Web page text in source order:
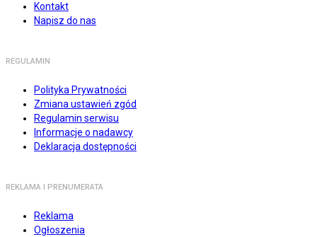
Kontakt
Napisz do nas
REGULAMIN
Polityka Prywatności
Zmiana ustawień zgód
Regulamin serwisu
Informacje o nadawcy
Deklaracja dostępności
REKLAMA I PRENUMERATA
Reklama
Ogłoszenia